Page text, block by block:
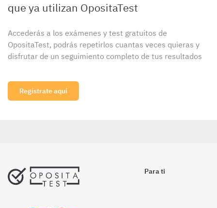
que ya utilizan OpositaTest
Accederás a los exámenes y test gratuitos de
OpositaTest, podrás repetirlos cuantas veces quieras y
disfrutar de un seguimiento completo de tus resultados
Regístrate aquí
Para ti